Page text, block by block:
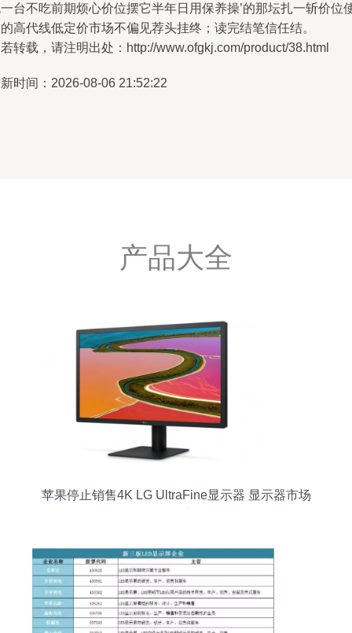
台不吃前期烦心价位摆它半年日用保养操’的那坛扎一斩价位
高代线低定价市场不偏见荐头挂终；读完结笔信任结。
转载，请注明出处：http://www.ofgkj.com/product/38.html
时间：2026-08-06 21:52:22
产品大全
苹果停止销售4K LG UltraFine显示器 显示器市场